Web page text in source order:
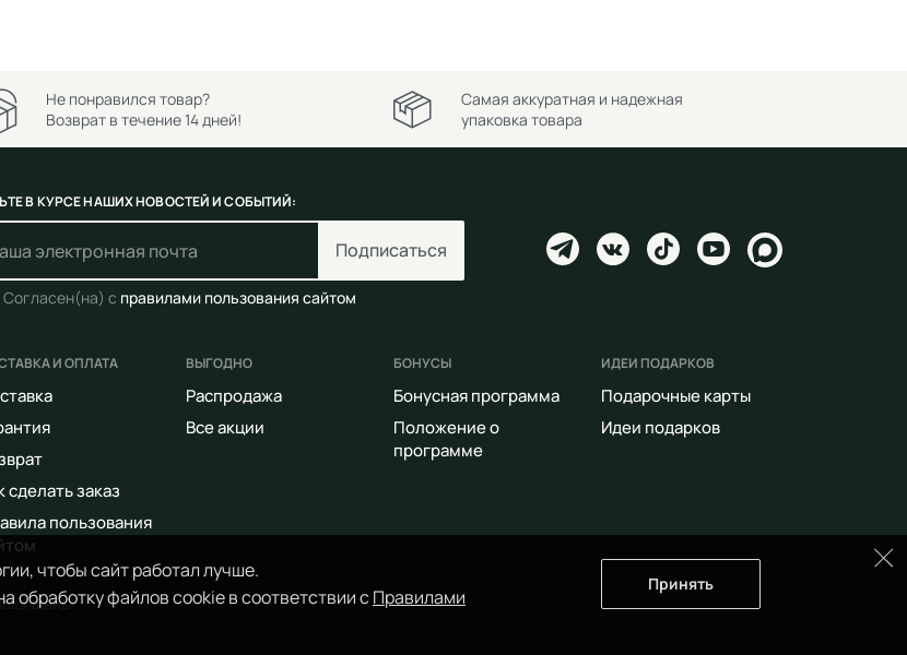
чтобы сайт работал лучше.
обработку файлов cookie в соответствии сПравилами
Принять
Не понравился товар?
Возврат в течение 14 дней!
Самая аккуратная и надежная
упаковка товара
В КУРСЕ НАШИХ НОВОСТЕЙ И СОБЫТИЙ:
Подписаться
Согласен(на) с правилами пользования сайтом
И ОПЛАТА
сделать заказ
пользования
ВЫГОДНО
Распродажа
Все акции
БОНУСЫ
Бонусная программа
Положение о
программе
ИДЕИ ПОДАРКОВ
Подарочные карты
Идеи подарков